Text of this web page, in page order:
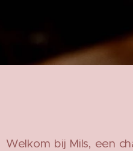
Welkom bij Mils, een